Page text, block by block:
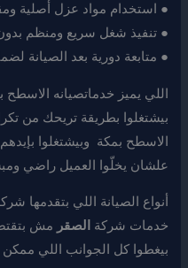
● استخدام مواد عزل أصلية
● تنفيذ شغل سريع ومنظم
● متابعة دورية بعد الصيانة
اللي يميز خدماتصيانه
بيشتغلوا بطريقة تريحك من
الاسطح بمكة وبيشتغلوا
علشان يخلّوا العميل راضي
أنواع الصيانة اللي بتقدمها
خدمات شركة الصقر مش
بيغطوا كل الجوانب اللي